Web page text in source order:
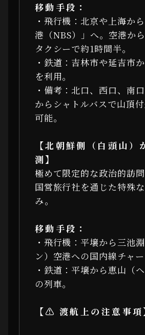
移動手段：
・飛行機：北京や上海か
港（NBS）」へ。空港か
タクシーで約1時間半。
・鉄道：吉林市や延吉市
を利用。
・備考：北口、西口、南
からシャトルバスで山頂
可能。
【北朝鮮側（白頭山）
測】
極めて限定的な政治的訪
国営旅行社を通じた特殊
み。
移動手段：
・飛行機：平壌から三池
ン）空港への国内線チャー
・鉄道：平壌から恵山（
の列車。
【⚠ 渡航上の注意事項